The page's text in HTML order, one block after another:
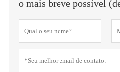
o mais breve possível